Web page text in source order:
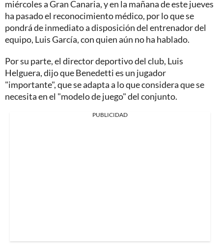
miércoles a Gran Canaria, y en la mañana de este jueves
ha pasado el reconocimiento médico, por lo que se
pondrá de inmediato a disposición del entrenador del
equipo, Luis García, con quien aún no ha hablado.
Por su parte, el director deportivo del club, Luis
Helguera, dijo que Benedetti es un jugador
"importante", que se adapta a lo que considera que se
necesita en el "modelo de juego" del conjunto.
PUBLICIDAD